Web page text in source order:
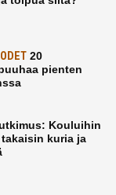
20
pienten
Kouluihin
kuria ja